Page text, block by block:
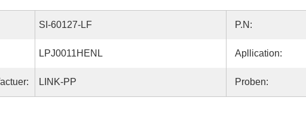
SI-60127-LF P.N:
LPJ0011HENL Apllication:
LINK-PP Proben: